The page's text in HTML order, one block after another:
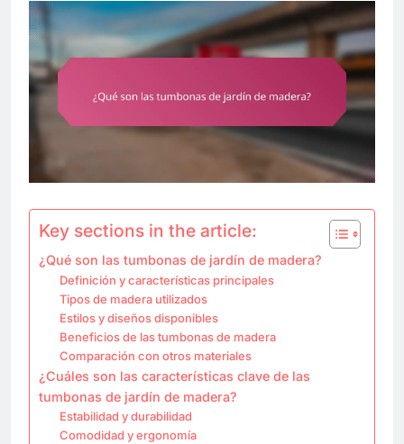
Key sections in the article:
¿Qué son las tumbonas de jardín de madera?
Definición y características principales
Tipos de madera utilizados
Estilos y diseños disponibles
Beneficios de las tumbonas de madera
Comparación con otros materiales
¿Cuáles son las características clave de las
tumbonas de jardín de madera?
Estabilidad y durabilidad
Comodidad y ergonomía